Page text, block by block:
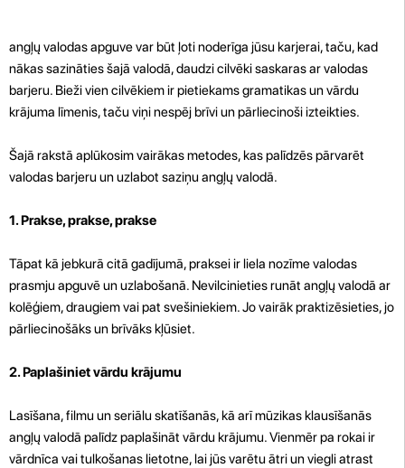
angļų valodas apguve var būt ļoti noderīga jūsu karjerai, taču, kad
nākas sazināties šajā valodā, daudzi cilvēki saskaras ar valodas
barjeru. Bieži vien cilvēkiem ir pietiekams gramatikas un vārdu
krājuma līmenis, taču viņi nespēj brīvi un pārliecinoši izteikties.
Šajā rakstā aplūkosim vairākas metodes, kas palīdzēs pārvarēt
valodas barjeru un uzlabot saziņu angļų valodā.
1. Prakse, prakse, prakse
Tāpat kā jebkurā citā gadījumā, praksei ir liela nozīme valodas
prasmju apguvē un uzlabošanā. Nevilcinieties runāt angļų valodā ar
kolēģiem, draugiem vai pat svešiniekiem. Jo vairāk praktizēsieties, jo
pārliecinošāks un brīvāks kļūsiet.
2. Paplašiniet vārdu krājumu
Lasīšana, filmu un seriālu skatīšanās, kā arī mūzikas klausīšanās
angļų valodā palīdz paplašināt vārdu krājumu. Vienmēr pa rokai ir
vārdnīca vai tulkošanas lietotne, lai jūs varētu ātri un viegli atrast